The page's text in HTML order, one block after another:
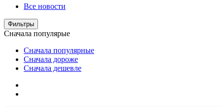
Все новости
Фильтры
Сначала популярые
Сначала популярные
Сначала дороже
Сначала дешевле